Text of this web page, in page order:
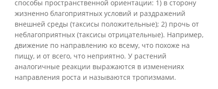
способы пространственной ориентации: 1) в сторону
жизненно благоприятных условий и раздражений
внешней среды (таксисы положительные); 2) прочь от
неблагоприятных (таксисы отрицательные). Например,
движение по направлению ко всему, что похоже на
пищу, и от всего, что неприятно. У растений
аналогичные реакции выражаются в изменениях
направления роста и называются тропизмами.